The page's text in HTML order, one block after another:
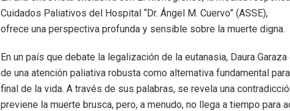
Cuidados Paliativos del Hospital “Dr. Ángel M. Cuervo” (ASSE),
ofrece una perspectiva profunda y sensible sobre la muerte digna.
En un país que debate la legalización de la eutanasia, Daura
de una atención paliativa robusta como alternativa fundamental
final de la vida. A través de sus palabras, se revela una
previene la muerte brusca, pero, a menudo, no llega a tiempo para